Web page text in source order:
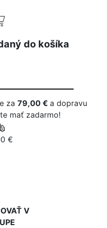
do košíka
za79,00 €a dopravu
mať zadarmo!
€
V